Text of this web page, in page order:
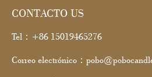
CONTACTO US
Tel：+86 15019465276
Correo electrónico：